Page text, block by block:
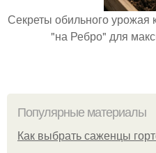
Секреты обильного
"на Ребро" для
Популярные материалы
Как выбрать саженцы